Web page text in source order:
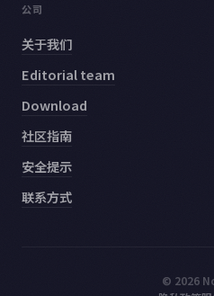
公司
关于我们
Editorial team
Download
社区指南
安全提示
联系方式
© 2026